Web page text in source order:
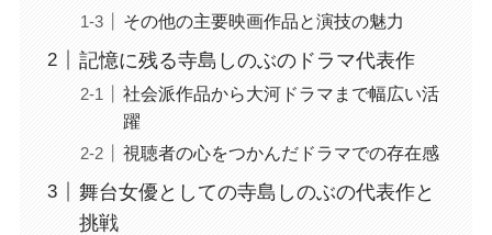
その他の主要映画作品と演技の魅力
記憶に残る寺島しのぶのドラマ代表作
社会派作品から大河ドラマまで幅広い活
躍
視聴者の心をつかんだドラマでの存在感
舞台女優としての寺島しのぶの代表作と
挑戦